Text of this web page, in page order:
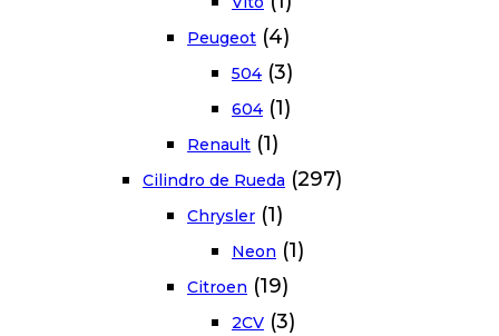
Peugeot (4)
504 (3)
604 (1)
Renault (1)
Cilindro de Rueda (297)
Chrysler (1)
Neon (1)
Citroen (19)
2CV (3)